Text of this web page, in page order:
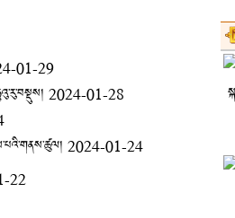
01-29
2024-01-28
2024-01-24
22